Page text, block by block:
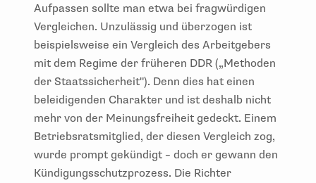
Aufpassen sollte man etwa bei fragwürdigen
Vergleichen. Unzulässig und überzogen ist
beispielsweise ein Vergleich des Arbeitgebers
mit dem Regime der früheren DDR („Methoden
der Staatssicherheit"). Denn dies hat einen
beleidigenden Charakter und ist deshalb nicht
mehr von der Meinungsfreiheit gedeckt. Einem
Betriebsratsmitglied, der diesen Vergleich zog,
wurde prompt gekündigt – doch er gewann den
Kündigungsschutzprozess. Die Richter